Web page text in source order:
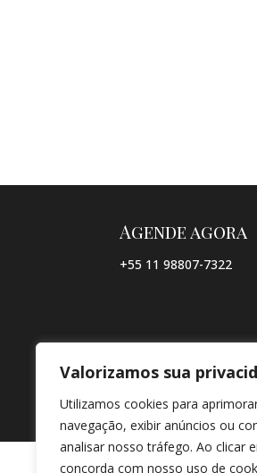
Valorizamos sua
Utilizamos cookies para
navegação, exibir anúncios ou
analisar nosso tráfego. Ao clicar
concorda com nosso uso de
Agende agora
+55 11 98807-7322
© COPYRIGHT 2026 →